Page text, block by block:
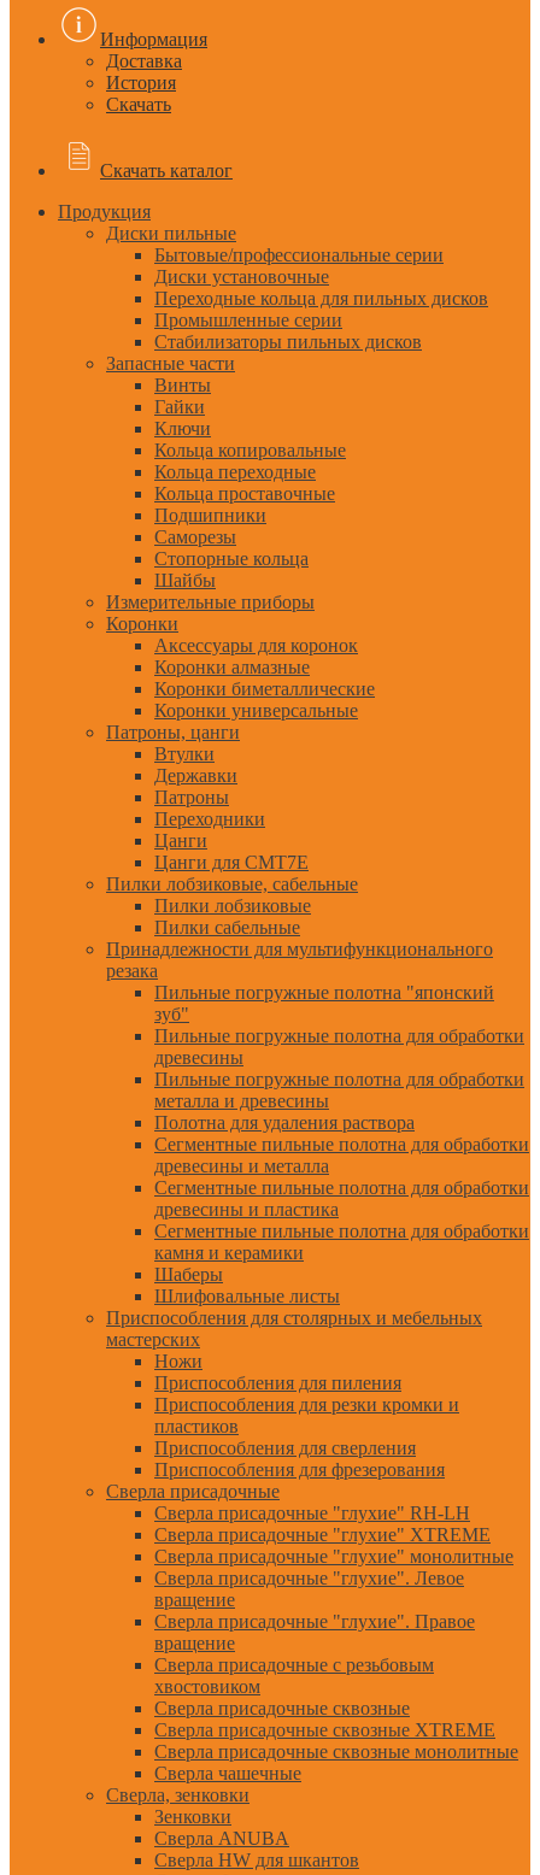
Информация
Доставка
История
Скачать
Скачать каталог
Продукция
Диски пильные
Бытовые/профессиональные серии
Диски установочные
Переходные кольца для пильных дисков
Промышленные серии
Стабилизаторы пильных дисков
Запасные части
Винты
Гайки
Ключи
Кольца копировальные
Кольца переходные
Кольца проставочные
Подшипники
Саморезы
Стопорные кольца
Шайбы
Измерительные приборы
Коронки
Аксессуары для коронок
Коронки алмазные
Коронки биметаллические
Коронки универсальные
Патроны, цанги
Втулки
Державки
Патроны
Переходники
Цанги
Цанги для CMT7E
Пилки лобзиковые, сабельные
Пилки лобзиковые
Пилки сабельные
Принадлежности для мультифункционального
резака
Пильные погружные полотна "японский
зуб"
Пильные погружные полотна для обработки
древесины
Пильные погружные полотна для обработки
металла и древесины
Полотна для удаления раствора
Сегментные пильные полотна для обработки
древесины и металла
Сегментные пильные полотна для обработки
древесины и пластика
Сегментные пильные полотна для обработки
камня и керамики
Шаберы
Шлифовальные листы
Приспособления для столярных и мебельных
мастерских
Ножи
Приспособления для пиления
Приспособления для резки кромки и
пластиков
Приспособления для сверления
Приспособления для фрезерования
Сверла присадочные
Сверла присадочные "глухие" RH-LH
Сверла присадочные "глухие" XTREME
Сверла присадочные "глухие" монолитные
Сверла присадочные "глухие". Левое
вращение
Сверла присадочные "глухие". Правое
вращение
Сверла присадочные с резьбовым
хвостовиком
Сверла присадочные сквозные
Сверла присадочные сквозные XTREME
Сверла присадочные сквозные монолитные
Сверла чашечные
Сверла, зенковки
Зенковки
Сверла ANUBA
Сверла HW для шкантов